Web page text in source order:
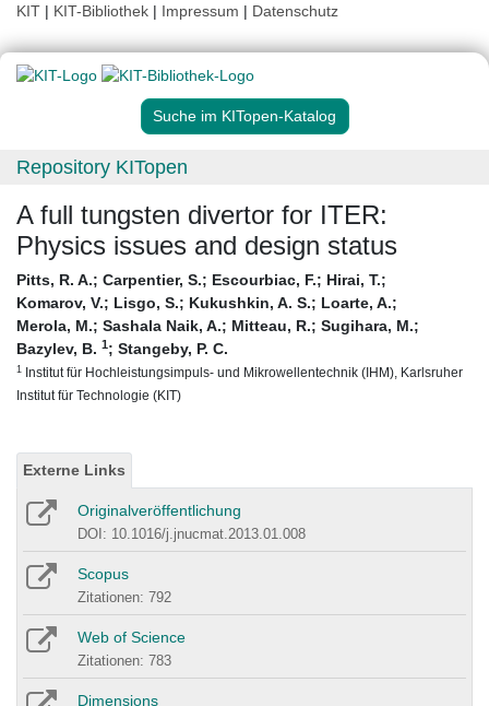
KIT | KIT-Bibliothek | Impressum | Datenschutz
Suche im KITopen-Katalog
Repository KITopen
A full tungsten divertor for ITER:
Physics issues and design status
Pitts, R. A.; Carpentier, S.; Escourbiac, F.; Hirai, T.;
Komarov, V.; Lisgo, S.; Kukushkin, A. S.; Loarte, A.;
Merola, M.; Sashala Naik, A.; Mitteau, R.; Sugihara, M.;
Bazylev, B. 1; Stangeby, P. C.
1 Institut für Hochleistungsimpuls- und Mikrowellentechnik (IHM), Karlsruher
Institut für Technologie (KIT)
Externe Links
Originalveröffentlichung
DOI: 10.1016/j.jnucmat.2013.01.008
Scopus
Zitationen: 792
Web of Science
Zitationen: 783
Dimensions